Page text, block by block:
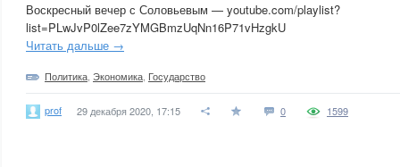
Воскресный вечер с Соловьевым — youtube.com/playlist?
list=PLwJvP0lZee7zYMGBmzUqNn16P71vHzgkU
Читать дальше →
Политика Экономика Государство
prof 29 декабря 2020, 17:15 0 1599